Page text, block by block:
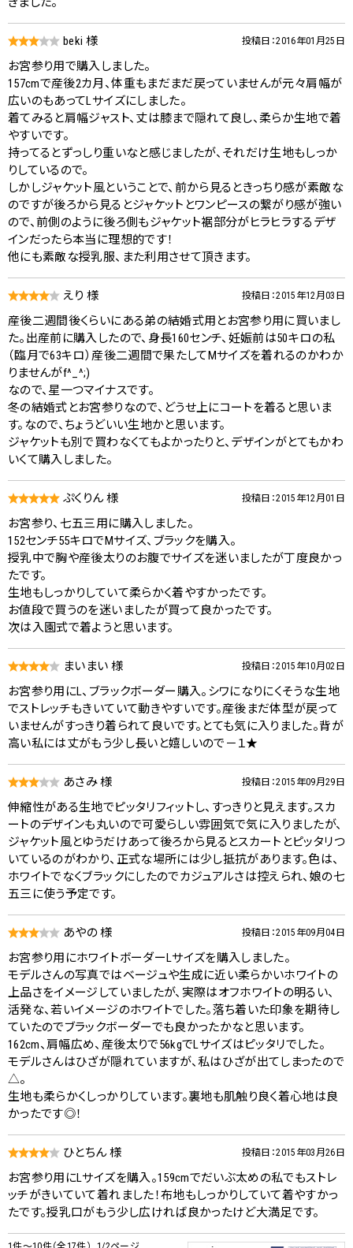
beki 様 投稿日：2016年01月25日
お宮参り用で購入しました。
157cmで産後2カ月、体重もまだまだ戻っていませんが元々肩幅が
広いのもあってLサイズにしました。
着てみると肩幅ジャスト、丈は膝まで隠れて良し、柔らか生地で着
やすいです。
持ってるとずっしり重いなと感じましたが、それだけ生地もしっか
りしているので。
しかしジャケット風ということで、前から見るときっちり感が素敵な
のですが後ろから見るとジャケットとワンピースの繋がり感が強い
ので、前側のように後ろ側もジャケット裾部分がヒラヒラするデザ
インだったら本当に理想的です！
他にも素敵な授乳服、また利用させて頂きます。
えり 様 投稿日：2015年12月03日
産後二週間後くらいにある弟の結婚式用とお宮参り用に買いまし
た。出産前に購入したので、身長160センチ、妊娠前は50キロの私
（臨月で63キロ）産後二週間で果たしてMサイズを着れるのかわか
りませんがf^_^;)
なので、星一つマイナスです。
冬の結婚式とお宮参りなので、どうせ上にコートを着ると思いま
す。なので、ちょうどいい生地かと思います。
ジャケットも別で買わなくてもよかったりと、デザインがとてもかわ
いくて購入しました。
ぷくりん 様 投稿日：2015年12月01日
お宮参り、七五三用に購入しました。
152センチ55キロでMサイズ、ブラックを購入。
授乳中で胸や産後太りのお腹でサイズを迷いましたが丁度良かっ
たです。
生地もしっかりしていて柔らかく着やすかったです。
お値段で買うのを迷いましたが買って良かったです。
次は入園式で着ようと思います。
まいまい 様 投稿日：2015年10月02日
お宮参り用にL、ブラックボーダー購入。シワになりにくそうな生地
でストレッチもきいていて動きやすいです。産後まだ体型が戻って
いませんがすっきり着られて良いです。とても気に入りました。背が
高い私には丈がもう少し長いと嬉しいので－１★
あさみ 様 投稿日：2015年09月29日
伸縮性がある生地でピッタリフィットし、すっきりと見えます。スカ
ートのデザインも丸いので可愛らしい雰囲気で気に入りましたが、
ジャケット風とゆうだけあって後ろから見るとスカートとピッタリつ
いているのがわかり、正式な場所には少し抵抗があります。色は、
ホワイトでなくブラックにしたのでカジュアルさは控えられ、娘の七
五三に使う予定です。
あやの 様 投稿日：2015年09月04日
お宮参り用にホワイトボーダーLサイズを購入しました。
モデルさんの写真ではベージュや生成に近い柔らかいホワイトの
上品さをイメージしていましたが、実際はオフホワイトの明るい、
活発な、若いイメージのホワイトでした。落ち着いた印象を期待し
ていたのでブラックボーダーでも良かったかなと思います。
162cm、肩幅広め、産後太りで56kgでLサイズはピッタリでした。
モデルさんはひざが隠れていますが、私はひざが出てしまったので
△。
生地も柔らかくしっかりしています。裏地も肌触り良く着心地は良
かったです◎！
ひとちん 様 投稿日：2015年03月26日
お宮参り用にLサイズを購入。159cmでだいぶ太めの私でもストレ
ッチがきいていて着れました！布地もしっかりしていて着やすかっ
たです。授乳口がもう少し広ければ良かったけど大満足です。